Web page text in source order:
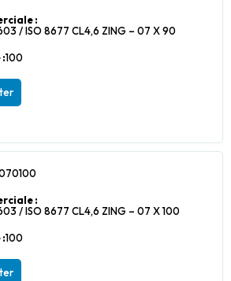
:
/ ISO 8677 CL4,6 ZING – 07 X 90
:100
:
/ ISO 8677 CL4,6 ZING – 07 X 100
:100